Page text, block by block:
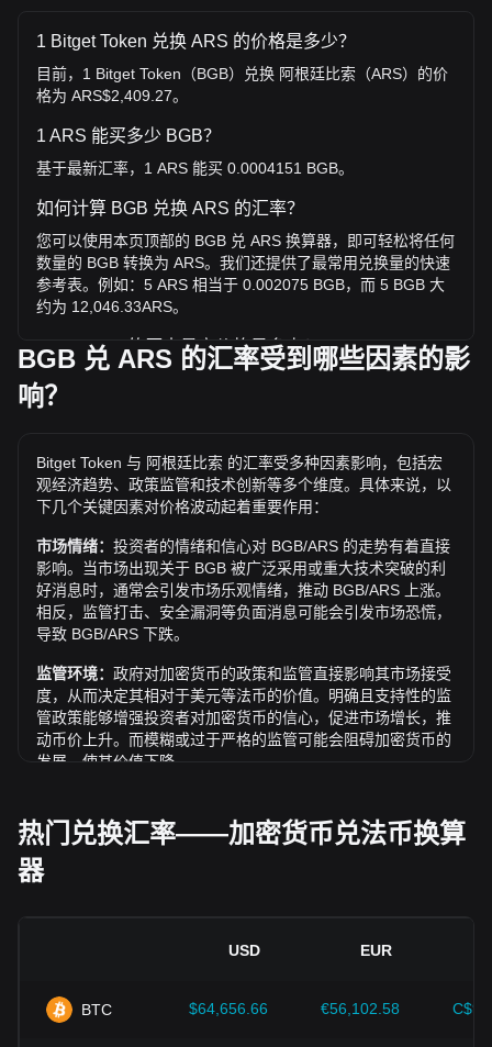
1 Bitget Token 兑换 ARS 的价格是多少？
目前，1 Bitget Token（BGB）兑换 阿根廷比索（ARS）的价
格为 ARS$2,409.27。
1 ARS 能买多少 BGB？
基于最新汇率，1 ARS 能买 0.0004151 BGB。
如何计算 BGB 兑换 ARS 的汇率？
您可以使用本页顶部的 BGB 兑 ARS 换算器，即可轻松将任何
数量的 BGB 转换为 ARS。我们还提供了最常用兑换量的快速
参考表。例如：5 ARS 相当于 0.002075 BGB，而 5 BGB 大
约为 12,046.33ARS。
BGB / ARS 的历史最高价格是多少？
1 BGB 兑 ARS 的历史最高价为 ARS$12,697.93。1 BGB /
ARS 的价值是否还会超越目前的历史最高价呢？让我们拭目以
兑 ARS 的价格趋势如何？
过去7天内，Bitget Token（BGB）的汇率下跌了1.39%。 过
去1个月内，Bitget Token（BGB）兑 阿根廷比索（ARS）的
汇率下降了4.28%。
BGB 兑 ARS 的汇率受到哪些因素的影
响？
Bitget Token 与 阿根廷比索 的汇率受多种因素影响，包括宏
观经济趋势、政策监管和技术创新等多个维度。具体来说，以
下几个关键因素对价格波动起着重要作用：
市场情绪： 投资者的情绪和信心对 BGB/ARS 的走势有着直接
影响。当市场出现关于 BGB 被广泛采用或重大技术突破的利
好消息时，通常会引发市场乐观情绪，推动 BGB/ARS 上涨。
相反，监管打击、安全漏洞等负面消息可能会引发市场恐慌，
导致 BGB/ARS 下跌。
监管环境： 政府对加密货币的政策和监管直接影响其市场接受
度，从而决定其相对于美元等法币的价值。明确且支持性的监
管政策能够增强投资者对加密货币的信心，促进市场增长，推
动币价上升。而模糊或过于严格的监管可能会阻碍加密货币的
发展，使其价值下降。
经济增长等关键指标）对法币价值起决定性作用，并间接影响
BGB/ARS 的汇率。例如：高通胀可能会削弱市场对法币的信
任，促使投资者寻求比特币等加密资产作为避险工具，进而推
高其价格。
性的提升，都为比特币等加密货币的价值增长提供了强有力的
投资者需深入了解这些因素，以避免做出错误决策。在综合考
热门兑换汇率——加密货币兑法币换算
器
USD EUR
BTC $64,656.66 €56,102.58